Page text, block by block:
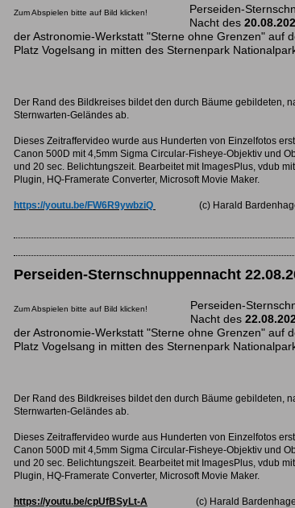
Zum Abspielen bitte auf Bild klicken!
Perseiden-
Nacht des
der Astronomie-Werkstatt "Sterne ohne Grenzen" auf
Platz Vogelsang in mitten des Sternenpark
Der Rand des Bildkreises bildet den durch Bäume gebildeten,
Sternwarten-Geländes ab.
Dieses Zeitraffervideo wurde aus Hunderten von Einzelfotos
Canon 500D mit 4,5mm Sigma Circular-Fisheye-Objektiv und
und 20 sec. Belichtungszeit. Bearbeitet mit ImagesPlus, vdub
Plugin, HQ-Framerate Converter, Microsoft Movie Maker.
https://youtu.be/FW6R9ywbziQ ​ (c) Harald
Perseiden-Sternschnuppennacht
Zum Abspielen bitte auf Bild klicken!
Perseiden-
Nacht des
der Astronomie-Werkstatt "Sterne ohne Grenzen" auf
Platz Vogelsang in mitten des Sternenpark
Der Rand des Bildkreises bildet den durch Bäume gebildeten,
Sternwarten-Geländes ab.
Dieses Zeitraffervideo wurde aus Hunderten von Einzelfotos
Canon 500D mit 4,5mm Sigma Circular-Fisheye-Objektiv und
und 20 sec. Belichtungszeit. Bearbeitet mit ImagesPlus, vdub
Plugin, HQ-Framerate Converter, Microsoft Movie Maker.
https://youtu.be/cpUfBSyLt-A (c) Harald